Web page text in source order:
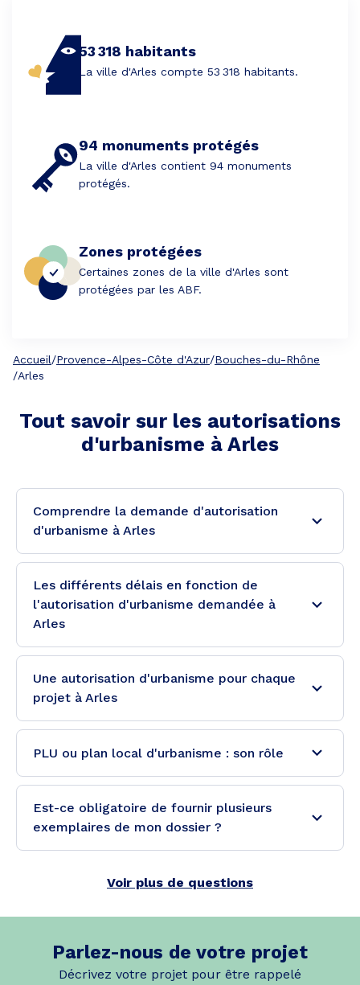
53 318 habitants
La ville d'Arles compte 53 318 habitants.
94 monuments protégés
La ville d'Arles contient 94 monuments
protégés.
Zones protégées
Certaines zones de la ville d'Arles sont
protégées par les ABF.
Accueil/Provence-Alpes-Côte d'Azur/Bouches-du-Rhône
/Arles
Tout savoir sur les autorisations
d'urbanisme à Arles
Comprendre la demande d'autorisation
d'urbanisme à Arles
Les différents délais en fonction de
l'autorisation d'urbanisme demandée à
Arles
Une autorisation d'urbanisme pour chaque
projet à Arles
PLU ou plan local d'urbanisme : son rôle
Est-ce obligatoire de fournir plusieurs
exemplaires de mon dossier ?
Voir plus de questions
Parlez-nous de votre projet
Décrivez votre projet pour être rappelé